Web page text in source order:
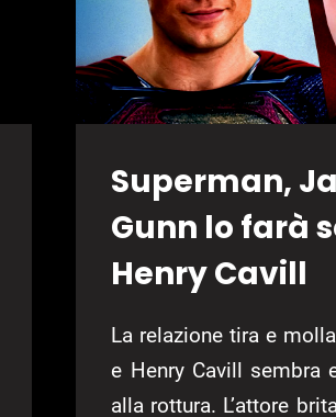
Superman,
Gunn lo farà
Henry Cavill
La relazione tira e
e Henry Cavill sembra
alla rottura. L’attore